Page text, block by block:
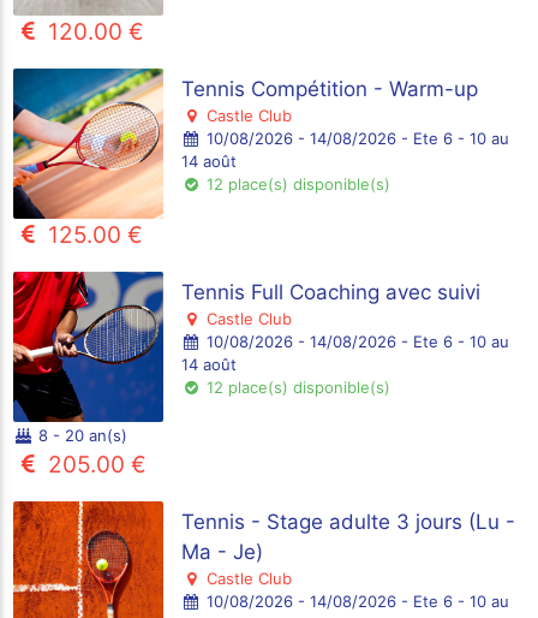
120.00 €
Tennis Compétition - Warm-up
Castle Club
10/08/2026 - 14/08/2026 - Ete 6 - 10 au
14 août
12 place(s) disponible(s)
125.00 €
Tennis Full Coaching avec suivi
Castle Club
10/08/2026 - 14/08/2026 - Ete 6 - 10 au
14 août
12 place(s) disponible(s)
8 - 20 an(s)
205.00 €
Tennis - Stage adulte 3 jours (Lu -
Ma - Je)
Castle Club
10/08/2026 - 14/08/2026 - Ete 6 - 10 au